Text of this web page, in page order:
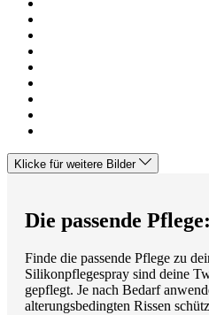
Klicke für weitere Bilder
Die passende Pflege:
Finde die passende Pflege zu
Silikonpflegespray sind deine
gepflegt. Je nach Bedarf
alterungsbedingten Rissen